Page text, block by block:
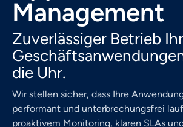
Management
Zuverlässiger Betrieb
die Uhr.
Wir stellen sicher, dass Ihre
performant und unterbrechungsfrei
proaktivem Monitoring, klaren SLAs